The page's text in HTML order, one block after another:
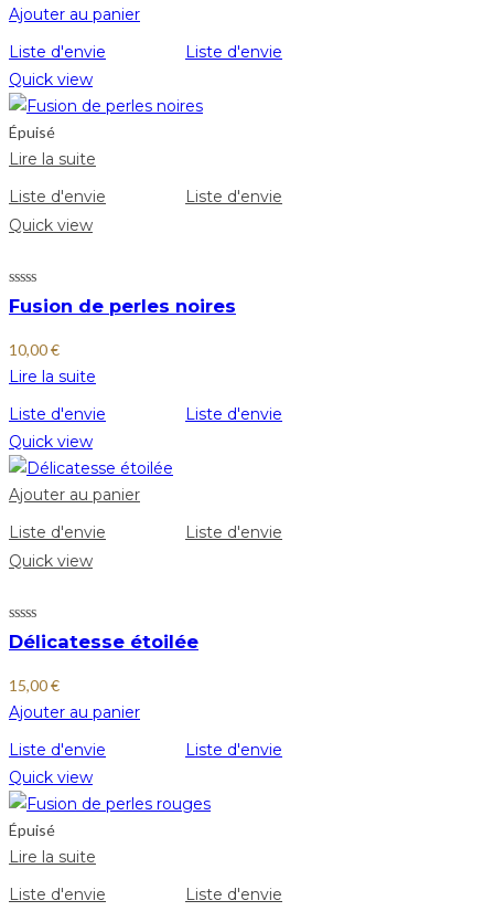
Ajouter au panier
Liste d'envie
Liste d'envie
Quick view
Épuisé
Lire la suite
Liste d'envie
Liste d'envie
Quick view
Fusion de perles noires
10,00€
Lire la suite
Liste d'envie
Liste d'envie
Quick view
Ajouter au panier
Liste d'envie
Liste d'envie
Quick view
Délicatesse étoilée
15,00€
Ajouter au panier
Liste d'envie
Liste d'envie
Quick view
Épuisé
Lire la suite
Liste d'envie
Liste d'envie